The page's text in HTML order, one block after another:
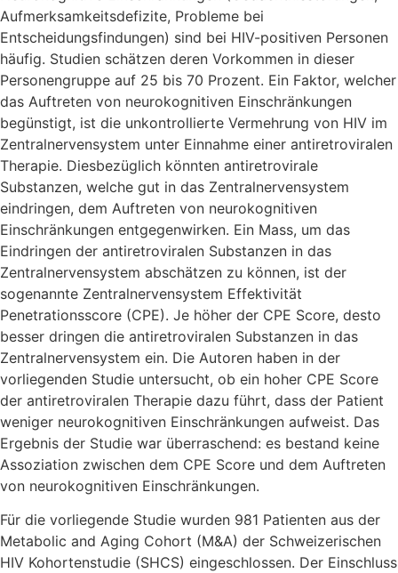
Aufmerksamkeitsdefizite, Probleme bei
Entscheidungsfindungen) sind bei HIV-positiven Personen
häufig. Studien schätzen deren Vorkommen in dieser
Personengruppe auf 25 bis 70 Prozent. Ein Faktor, welcher
das Auftreten von neurokognitiven Einschränkungen
begünstigt, ist die unkontrollierte Vermehrung von HIV im
Zentralnervensystem unter Einnahme einer antiretroviralen
Therapie. Diesbezüglich könnten antiretrovirale
Substanzen, welche gut in das Zentralnervensystem
eindringen, dem Auftreten von neurokognitiven
Einschränkungen entgegenwirken. Ein Mass, um das
Eindringen der antiretroviralen Substanzen in das
Zentralnervensystem abschätzen zu können, ist der
sogenannte Zentralnervensystem Effektivität
Penetrationsscore (CPE). Je höher der CPE Score, desto
besser dringen die antiretroviralen Substanzen in das
Zentralnervensystem ein. Die Autoren haben in der
vorliegenden Studie untersucht, ob ein hoher CPE Score
der antiretroviralen Therapie dazu führt, dass der Patient
weniger neurokognitiven Einschränkungen aufweist. Das
Ergebnis der Studie war überraschend: es bestand keine
Assoziation zwischen dem CPE Score und dem Auftreten
von neurokognitiven Einschränkungen.
Für die vorliegende Studie wurden 981 Patienten aus der
Metabolic and Aging Cohort (M&A) der Schweizerischen
HIV Kohortenstudie (SHCS) eingeschlossen. Der Einschluss